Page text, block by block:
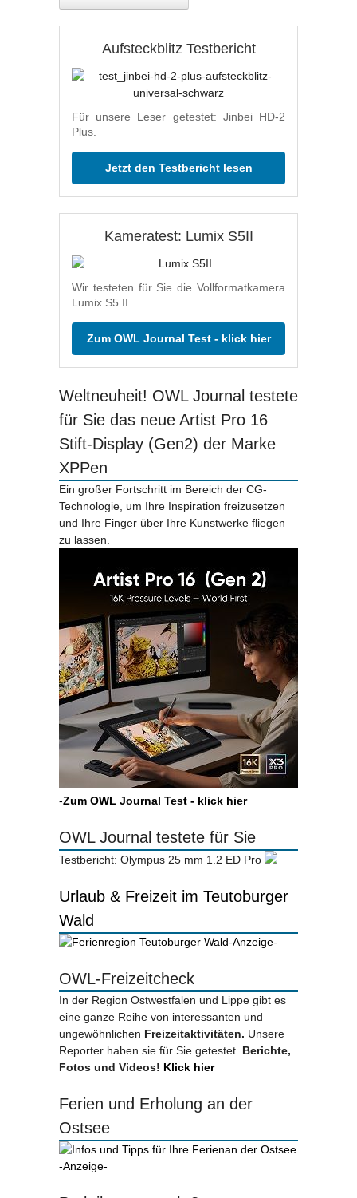
Aufsteckblitz Testbericht
Für unsere Leser getestet: Jinbei HD-2
Plus.
Jetzt den Testbericht lesen
Kameratest: Lumix S5II
Wir testeten für Sie die Vollformatkamera
Lumix S5 II.
Zum OWL Journal Test - klick hier
Weltneuheit! OWL Journal testete
für Sie das neue Artist Pro 16
Stift-Display (Gen2) der Marke
XPPen
Ein großer Fortschritt im Bereich der CG-
Technologie, um Ihre Inspiration freizusetzen
und Ihre Finger über Ihre Kunstwerke fliegen
zu lassen.
-Zum OWL Journal Test - klick hier
OWL Journal testete für Sie
Testbericht: Olympus 25 mm 1.2 ED Pro
Urlaub & Freizeit im Teutoburger
Wald
-Anzeige-
OWL-Freizeitcheck
In der Region Ostwestfalen und Lippe gibt es
eine ganze Reihe von interessanten und
ungewöhnlichen Freizeitaktivitäten. Unsere
Reporter haben sie für Sie getestet. Berichte,
Fotos und Videos! Klick hier
Ferien und Erholung an der
Ostsee
-Anzeige-